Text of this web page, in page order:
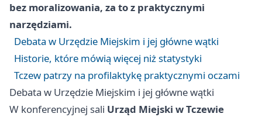
bez moralizowania, za to z praktycznymi
narzędziami.
Debata w Urzędzie Miejskim i jej główne wątki
Historie, które mówią więcej niż statystyki
Tczew patrzy na profilaktykę praktycznymi oczami
Debata w Urzędzie Miejskim i jej główne wątki
W konferencyjnej sali Urząd Miejski w Tczewie